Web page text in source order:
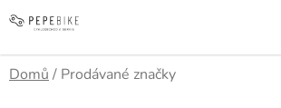
na
Domů / Prodávané značky